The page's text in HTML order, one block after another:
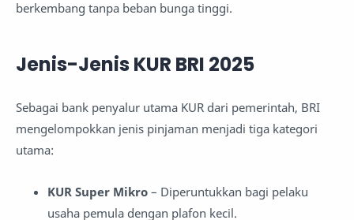
berkembang tanpa beban bunga tinggi.
Jenis-Jenis KUR BRI 2025
Sebagai bank penyalur utama KUR dari pemerintah, BRI
mengelompokkan jenis pinjaman menjadi tiga kategori
utama:
KUR Super Mikro – Diperuntukkan bagi pelaku
usaha pemula dengan plafon kecil.